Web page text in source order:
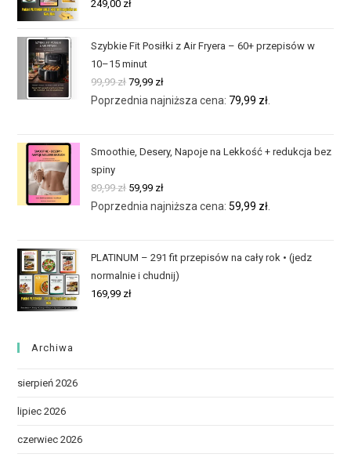
249,00 zł
Szybkie Fit Posiłki z Air Fryera – 60+ przepisów w
10–15 minut
99,99zł 79,99 zł
Poprzednia najniższa cena: 79,99 zł
Smoothie, Desery, Napoje na Lekkość + redukcja bez
spiny
89,99zł 59,99 zł
Poprzednia najniższa cena:59,99 zł
PLATINUM – 291 fit przepisów na cały rok • (jedz
normalnie i chudnij)
169,99 zł
Archiwa
sierpień 2026
lipiec 2026
czerwiec 2026